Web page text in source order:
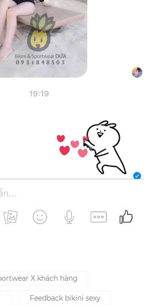
X khách hàng
Feedback bikini sexy